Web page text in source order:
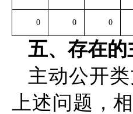
0 0 0
五、存在
主动公开
上述问题，